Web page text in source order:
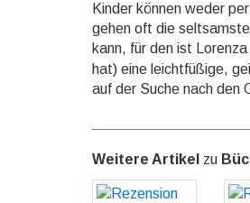
Kinder können weder
gehen oft die
kann, für den ist
hat) eine leicht­füßige,
auf der Suche nach den
Weitere Artikel zu
Rezension zu